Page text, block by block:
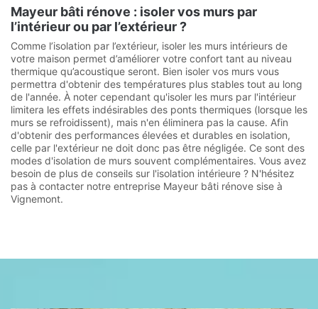
Mayeur bâti rénove : isoler vos murs par
l’intérieur ou par l’extérieur ?
Comme l’isolation par l’extérieur, isoler les murs intérieurs de
votre maison permet d’améliorer votre confort tant au niveau
thermique qu’acoustique seront. Bien isoler vos murs vous
permettra d'obtenir des températures plus stables tout au long
de l'année. À noter cependant qu'isoler les murs par l'intérieur
limitera les effets indésirables des ponts thermiques (lorsque les
murs se refroidissent), mais n'en éliminera pas la cause. Afin
d'obtenir des performances élevées et durables en isolation,
celle par l'extérieur ne doit donc pas être négligée. Ce sont des
modes d'isolation de murs souvent complémentaires. Vous avez
besoin de plus de conseils sur l'isolation intérieure ? N'hésitez
pas à contacter notre entreprise Mayeur bâti rénove sise à
Vignemont.